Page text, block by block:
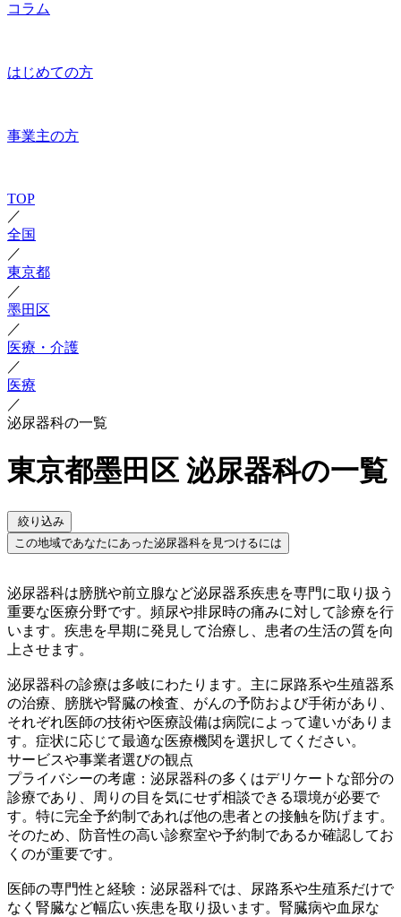
コラム
はじめての方
事業主の方
TOP
／
全国
／
東京都
／
墨田区
／
医療・介護
／
医療
／
泌尿器科の一覧
東京都墨田区 泌尿器科の一覧
絞り込み
この地域であなたにあった泌尿器科を見つけるには
泌尿器科は膀胱や前立腺など泌尿器系疾患を専門に取り扱う
重要な医療分野です。頻尿や排尿時の痛みに対して診療を行
います。疾患を早期に発見して治療し、患者の生活の質を向
上させます。
泌尿器科の診療は多岐にわたります。主に尿路系や生殖器系
の治療、膀胱や腎臓の検査、がんの予防および手術があり、
それぞれ医師の技術や医療設備は病院によって違いがありま
す。症状に応じて最適な医療機関を選択してください。
サービスや事業者選びの観点
プライバシーの考慮：泌尿器科の多くはデリケートな部分の
診療であり、周りの目を気にせず相談できる環境が必要で
す。特に完全予約制であれば他の患者との接触を防げます。
そのため、防音性の高い診察室や予約制であるか確認してお
くのが重要です。
医師の専門性と経験：泌尿器科では、尿路系や生殖系だけで
なく腎臓など幅広い疾患を取り扱います。腎臓病や血尿な